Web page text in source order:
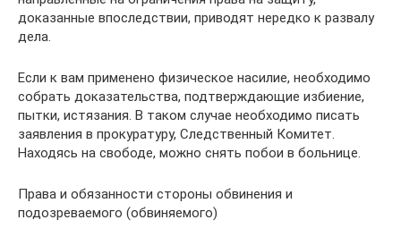
доказанные впоследствии, приводят нередко к развалу
дела.
Если к вам применено физическое насилие, необходимо
собрать доказательства, подтверждающие избиение,
пытки, истязания. В таком случае необходимо писать
заявления в прокуратуру, Следственный Комитет.
Находясь на свободе, можно снять побои в больнице.
Права и обязанности стороны обвинения и
подозреваемого (обвиняемого)